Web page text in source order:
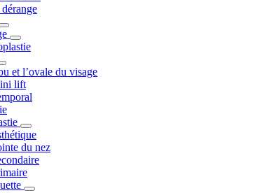
et l’ovale du visage
lift
du nez